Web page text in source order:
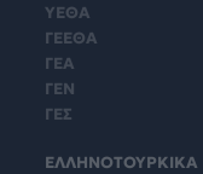
ΥΕΘΑ
ΓΕΕΘΑ
ΓΕΑ
ΓΕΝ
ΓΕΣ
ΕΛΛΗΝΟΤΟΥΡΚΙΚΑ